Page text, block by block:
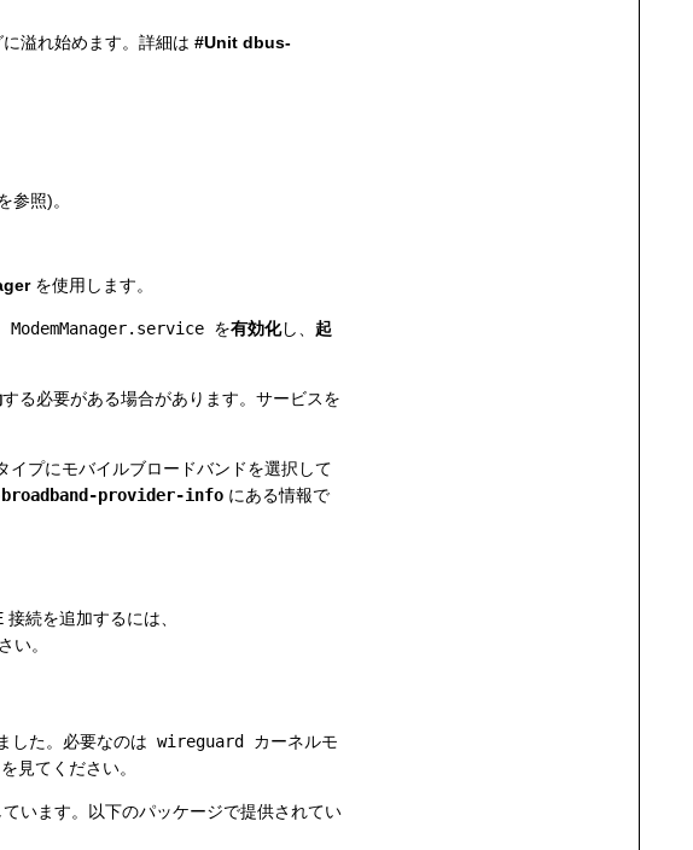
に溢れ始めます。詳細は#Unit dbus-
参照)。
を使用します。
ModemManager.service を有効化し、 起
する必要がある場合があります。サービスを
イプにモバイルブロードバンドを選択して
provider-info にある情報で
続を追加するには、
い。
した。必要なのは wireguard
カーネルモ
を見てください。
います。以下のパッケージで提供されてい